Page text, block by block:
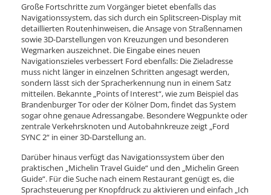
Große Fortschritte zum Vorgänger bietet ebenfalls das
Navigationssystem, das sich durch ein Splitscreen-Display mit
detaillierten Routenhinweisen, die Ansage von Straßennamen
sowie 3D-Darstellungen von Kreuzungen und besonderen
Wegmarken auszeichnet. Die Eingabe eines neuen
Navigationszieles verbessert Ford ebenfalls: Die Zieladresse
muss nicht länger in einzelnen Schritten angesagt werden,
sondern lässt sich der Spracherkennung nun in einem Satz
mitteilen. Bekannte „Points of Interest“, wie zum Beispiel das
Brandenburger Tor oder der Kölner Dom, findet das System
sogar ohne genaue Adressangabe. Besondere Wegpunkte oder
zentrale Verkehrsknoten und Autobahnkreuze zeigt „Ford
SYNC 2“ in einer 3D-Darstellung an.
Darüber hinaus verfügt das Navigationssystem über den
praktischen „Michelin Travel Guide“ und den „Michelin Green
Guide“. Für die Suche nach einem Restaurant genügt es, die
Sprachsteuerung per Knopfdruck zu aktivieren und einfach „Ich